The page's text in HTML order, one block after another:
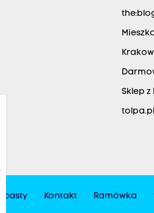
Sklep
tolpa.pl
Kontakt Ramówka